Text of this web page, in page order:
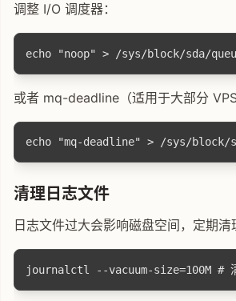
调整 I/O 调度器：
或者 mq-deadline（适用于大部分 VPS
清理日志文件
日志文件过大会影响磁盘空间，定期清